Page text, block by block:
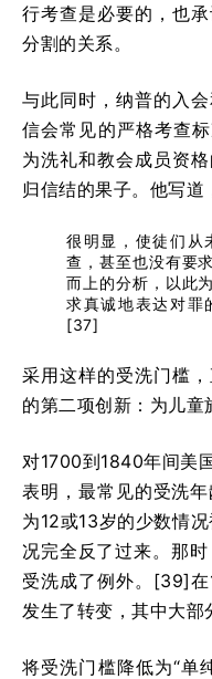
行考查是必要的，也
分割的关系。
与此同时，纳普的入
信会常见的严格考查
为洗礼和教会成员资
归信结的果子。他写道
很明显，使徒们从
查，甚至也没有要
而上的分析，以此
求真诚地表达对罪
[37]
采用这样的受洗门槛
的第二项创新：为儿童
对1700到1840年间美
表明，最常见的受洗
为12或13岁的少数情
况完全反了过来。那
受洗成了例外。[39]
发生了转变，其中大部
将受洗门槛降低为“单